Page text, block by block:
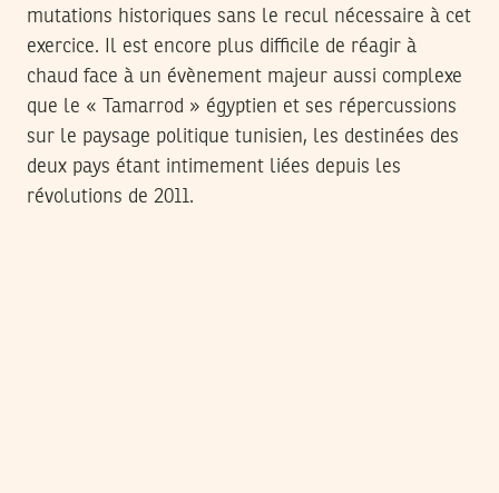
mutations historiques sans le recul nécessaire à cet
exercice. Il est encore plus difficile de réagir à
chaud face à un évènement majeur aussi complexe
que le « Tamarrod » égyptien et ses répercussions
sur le paysage politique tunisien, les destinées des
deux pays étant intimement liées depuis les
révolutions de 2011.